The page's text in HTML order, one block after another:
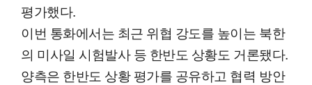
평가했다.
이번 통화에서는 최근 위협 강도를 높이는 북한
의 미사일 시험발사 등 한반도 상황도 거론됐다.
양측은 한반도 상황 평가를 공유하고 협력 방안